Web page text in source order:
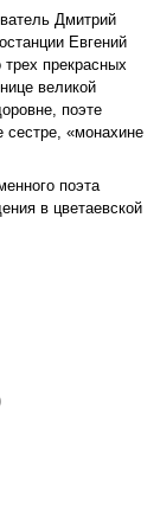
Дмитрий
Евгений
прекрасных
великой
поэте
сестре, «монахине
поэта
в цветаевской
«Русская